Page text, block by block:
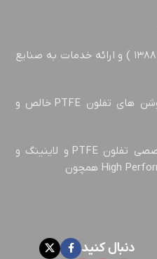
با ۱۴ سال سابقه تولید ( از سال ۱۳۸۸ ) و ارائه خدمات به صنایع
🔺پیشرو در تولید میلگرد و بوشن های تفلون PTFE خالص و
🔺پيشگام در پوشش های تخصصی تفلون PTFE و لاینینگ و
دنبال کنید